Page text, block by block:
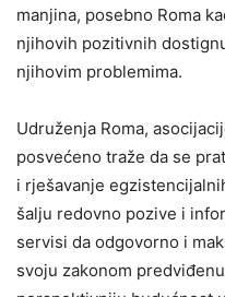
manjina, posebno Roma
njihovih pozitivnih
njihovim problemima.
Udruženja Roma,
posvećeno traže da se
i rješavanje
šalju redovno pozive i
servisi da odgovorno i
svoju zakonom